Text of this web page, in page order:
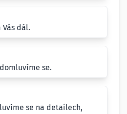
dál.
se.
se na detailech,